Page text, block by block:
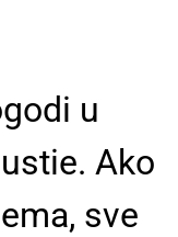
u
Ako
sve